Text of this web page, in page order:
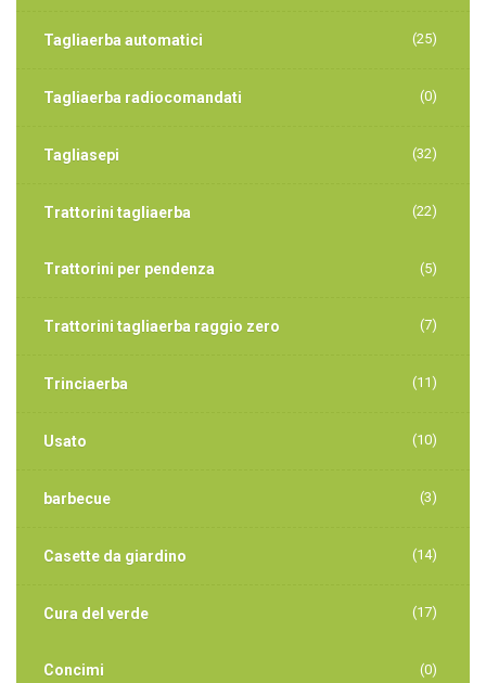
Tagliaerba automatici (25)
Tagliaerba radiocomandati (0)
Tagliasepi (32)
Trattorini tagliaerba (22)
Trattorini per pendenza (5)
Trattorini tagliaerba raggio zero (7)
Trinciaerba (11)
Usato (10)
barbecue (3)
Casette da giardino (14)
Cura del verde (17)
Concimi (0)